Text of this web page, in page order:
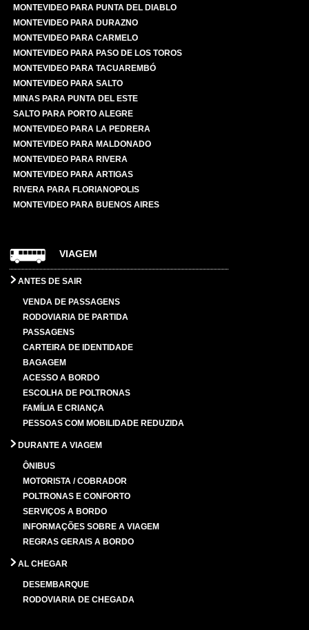
MONTEVIDEO PARA PUNTA DEL DIABLO
MONTEVIDEO PARA DURAZNO
MONTEVIDEO PARA CARMELO
MONTEVIDEO PARA PASO DE LOS TOROS
MONTEVIDEO PARA TACUAREMBÓ
MONTEVIDEO PARA SALTO
MINAS PARA PUNTA DEL ESTE
SALTO PARA PORTO ALEGRE
MONTEVIDEO PARA LA PEDRERA
MONTEVIDEO PARA MALDONADO
MONTEVIDEO PARA RIVERA
MONTEVIDEO PARA ARTIGAS
RIVERA PARA FLORIANOPOLIS
MONTEVIDEO PARA BUENOS AIRES
VIAGEM
ANTES DE SAIR
VENDA DE PASSAGENS
RODOVIARIA DE PARTIDA
PASSAGENS
CARTEIRA DE IDENTIDADE
BAGAGEM
ACESSO A BORDO
ESCOLHA DE POLTRONAS
FAMÍLIA E CRIANÇA
PESSOAS COM MOBILIDADE REDUZIDA
DURANTE A VIAGEM
ÔNIBUS
MOTORISTA / COBRADOR
POLTRONAS E CONFORTO
SERVIÇOS A BORDO
INFORMAÇÕES SOBRE A VIAGEM
REGRAS GERAIS A BORDO
AL CHEGAR
DESEMBARQUE
RODOVIARIA DE CHEGADA